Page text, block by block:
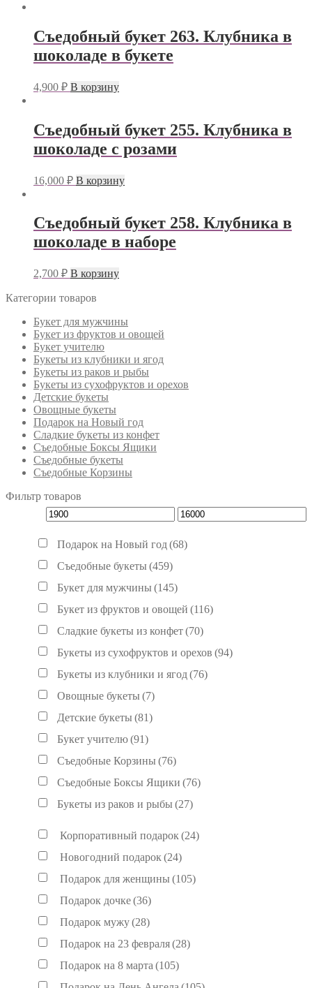
Съедобный букет 263. Клубника в
шоколаде в букете
4,900 ₽ В корзину
Съедобный букет 255. Клубника в
шоколаде с розами
16,000 ₽ В корзину
Съедобный букет 258. Клубника в
шоколаде в наборе
2,700 ₽ В корзину
Категории товаров
Букет для мужчины
Букет из фруктов и овощей
Букет учителю
Букеты из клубники и ягод
Букеты из раков и рыбы
Букеты из сухофруктов и орехов
Детские букеты
Овощные букеты
Подарок на Новый год
Сладкие букеты из конфет
Съедобные Боксы Ящики
Съедобные букеты
Съедобные Корзины
Фильтр товаров
Подарок на Новый год(68)
Съедобные букеты (459)
Букет для мужчины (145)
Букет из фруктов и овощей (116)
Сладкие букеты из конфет(70)
Букеты из сухофруктов и орехов (94)
Букеты из клубники и ягод(76)
Овощные букеты (7)
Детские букеты (81)
Букет учителю(91)
Съедобные Корзины (76)
Съедобные Боксы Ящики (76)
Букеты из раков и рыбы (27)
Корпоративный подарок (24)
Новогодний подарок (24)
Подарок для женщины (105)
Подарок дочке(36)
Подарок мужу(28)
Подарок на 23 февраля(28)
Подарок на 8 марта (105)